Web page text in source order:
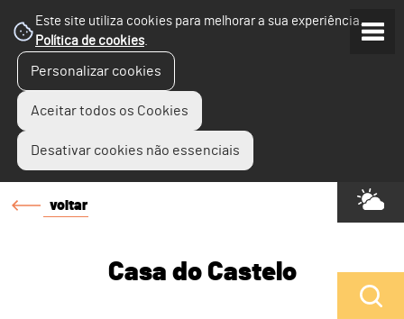
Este site utiliza cookies para melhorar a sua experiência.
Política de cookies.
Personalizar cookies
Aceitar todos os Cookies
Desativar cookies não essenciais
voltar
Casa do Castelo